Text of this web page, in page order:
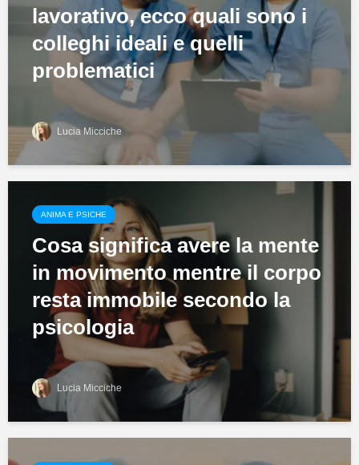
lavorativo, ecco quali sono i
colleghi ideali e quelli
problematici
Lucia Micciche
ANIMA E PSICHE
Cosa significa avere la mente
in movimento mentre il corpo
resta immobile secondo la
psicologia
Lucia Micciche